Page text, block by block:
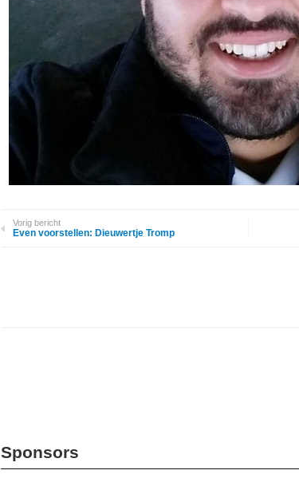
Vorig bericht
Even voorstellen: Dieuwertje Tromp
Sponsors